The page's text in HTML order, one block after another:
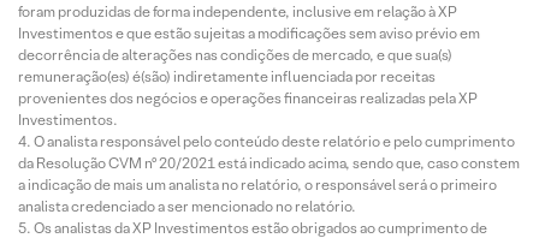
foram produzidas de forma independente, inclusive em relação à XP
Investimentos e que estão sujeitas a modificações sem aviso prévio em
decorrência de alterações nas condições de mercado, e que sua(s)
remuneração(es) é(são) indiretamente influenciada por receitas
provenientes dos negócios e operações financeiras realizadas pela XP
Investimentos.
O analista responsável pelo conteúdo deste relatório e pelo cumprimento
da Resolução CVM nº 20/2021 está indicado acima, sendo que, caso constem
a indicação de mais um analista no relatório, o responsável será o primeiro
analista credenciado a ser mencionado no relatório.
Os analistas da XP Investimentos estão obrigados ao cumprimento de